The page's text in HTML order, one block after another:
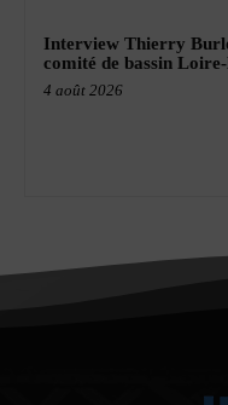
Interview Thierry
comité de bassin
4 août 2026